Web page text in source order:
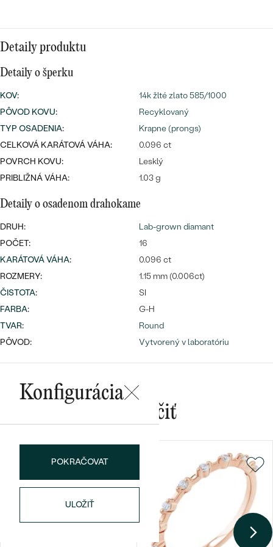
Wave kolekcia
NA MIERU
DIAMANTY
Bestsellery
náušnice
PREZRIEŤ
Personalizované
prívesky
OBJAVIŤ
Najpredávanejšie
prstene
PREZRIEŤ
Detaily produktu
Detaily o šperku
KOV:
14k žlté zlato 585/1000
PÔVOD KOVU:
Recyklovaný
TYP OSADENIA:
Krapne (prongs)
CELKOVÁ KARÁTOVÁ VÁHA:
0.096 ct
POVRCH KOVU:
Lesklý
PRIBLIŽNÁ VÁHA:
1.03 g
Detaily o osadenom drahokame
DRUH:
Lab-grown diamant
POČET:
16
KARÁTOVÁ VÁHA:
0.096 ct
ROZMERY:
1.15 mm (0.006ct)
ČISTOTA:
SI
FARBA:
G-H
TVAR:
Round
PÔVOD:
Vytvorený v laboratóriu
Konfigurácia
POKRAČOVAT
ULOŽIŤ
Mohlo by sa vám páčiť